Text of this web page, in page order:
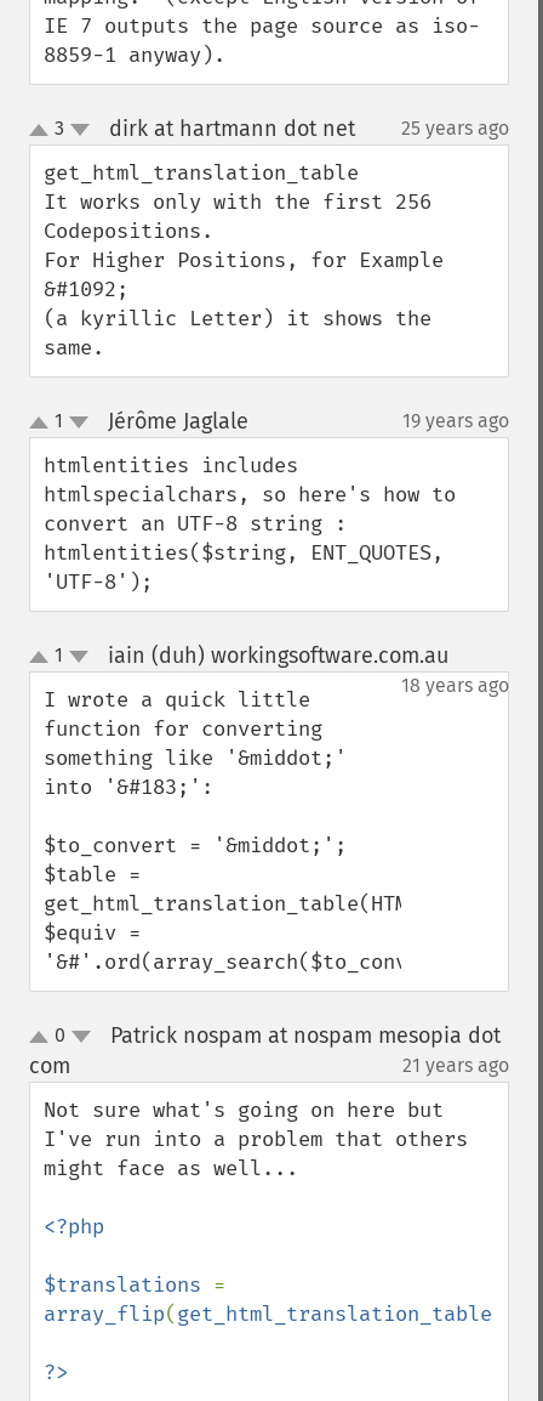
IE 7 outputs the page source as iso-
8859-1 anyway).
up
down
3 dirk at hartmann dot net¶ 25 years ago
get_html_translation_table
It works only with the first 256
Codepositions.
For Higher Positions, for Example
&#1092;
(a kyrillic Letter) it shows the
same.
up
down
1 Jérôme Jaglale 19 years ago
htmlentities includes
htmlspecialchars, so here's how to
convert an UTF-8 string :
htmlentities($string, ENT_QUOTES,
'UTF-8');
up
down
1 iain (duh) workingsoftware.com.au
18 years ago
I wrote a quick little
function for converting
something like '&middot;'
into '&#183;':
$to_convert = '&middot;';
$table =
$equiv =
up0
Patrick nospam at nospam mesopia dot
com
21 years ago
Not sure what's going on here but
I've run into a problem that others
might face as well...
<?php
$translations
array_flip(get_html_translation_table